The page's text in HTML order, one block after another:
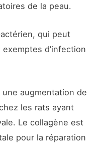
de la peau.
qui peut
d’infection
augmentation de
les rats ayant
Le collagène est
pour la réparation